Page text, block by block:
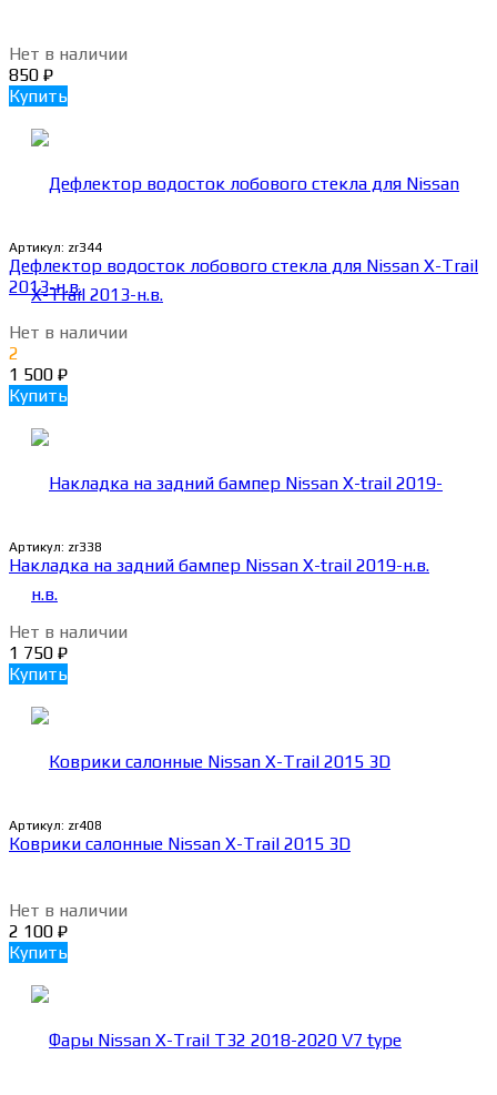
Нет в наличии
850 ₽
Купить
Артикул: zr344
Дефлектор водосток лобового стекла для Nissan X-Trail
2013-н.в.
Нет в наличии
2
1 500 ₽
Купить
Артикул: zr338
Накладка на задний бампер Nissan X-trail 2019-н.в.
Нет в наличии
1 750 ₽
Купить
Артикул: zr408
Коврики салонные Nissan X-Trail 2015 3D
Нет в наличии
2 100 ₽
Купить